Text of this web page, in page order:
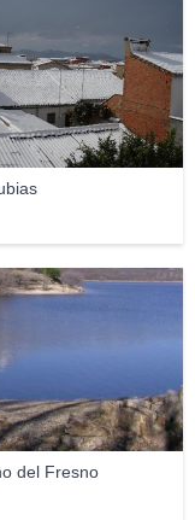
del Fresno